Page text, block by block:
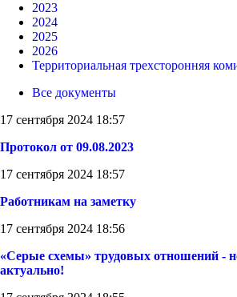
2023
2024
2025
2026
Территориальная трехсторонняя
Все документы
17 сентября 2024 18:57
Протокол от 09.08.2023
17 сентября 2024 18:57
Работникам на заметку
17 сентября 2024 18:56
«Серые схемы» трудовых отношений -
актуально!